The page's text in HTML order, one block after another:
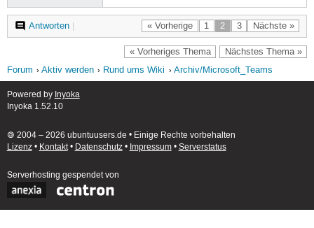
« Vorherige 1 2 3 Nächste »
Antworten|
« Vorheriges Thema Nächstes Thema »
Forum Aktiv werden Rund ums Wiki Archiv/Microsoft_Teams
Powered by Inyoka
Inyoka 1.52.10
🄯 2004 – 2026 ubuntuusers.de • Einige Rechte vorbehalten
Lizenz• Kontakt• Datenschutz• Impressum• Serverstatus
Serverhosting gespendet von